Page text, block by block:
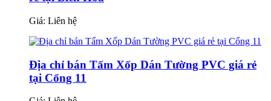
Giá: Liên hệ
Địa chỉ bán Tấm Xốp Dán Tường PVC giá rẻ
tại Cổng 11